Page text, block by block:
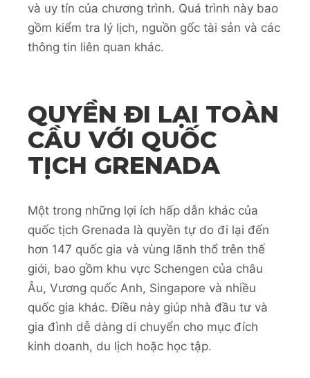
và uy tín của chương trình. Quá trình này bao
gồm kiểm tra lý lịch, nguồn gốc tài sản và các
thông tin liên quan khác.
QUYỀN ĐI LẠI TOÀN
CẦU VỚI QUỐC
TỊCH GRENADA
Một trong những lợi ích hấp dẫn khác của
quốc tịch Grenada là quyền tự do đi lại đến
hơn 147 quốc gia và vùng lãnh thổ trên thế
giới, bao gồm khu vực Schengen của châu
Âu, Vương quốc Anh, Singapore và nhiều
quốc gia khác. Điều này giúp nhà đầu tư và
gia đình dễ dàng di chuyển cho mục đích
kinh doanh, du lịch hoặc học tập.